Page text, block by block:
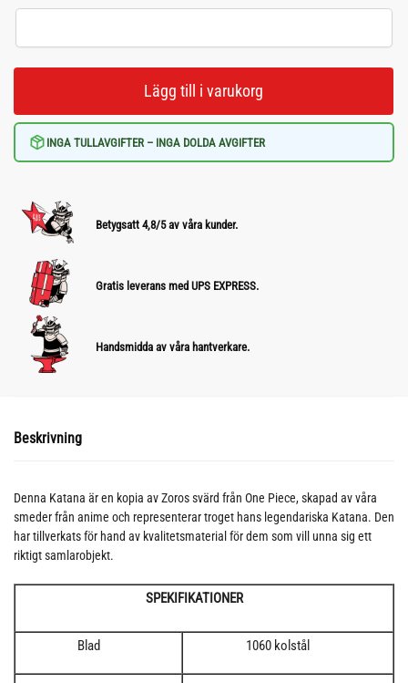
Lägg till i varukorg
INGA TULLAVGIFTER – INGA DOLDA AVGIFTER
Betygsatt 4,8/5 av våra kunder.
Gratis leverans med UPS EXPRESS.
Handsmidda av våra hantverkare.
Beskrivning
Denna Katana är en kopia av Zoros svärd från One Piece, skapad av våra
smeder från anime och representerar troget hans legendariska Katana. Den
har tillverkats för hand av kvalitetsmaterial för dem som vill unna sig ett
riktigt samlarobjekt.
SPEKIFIKATIONER
Blad 1060 kolstål